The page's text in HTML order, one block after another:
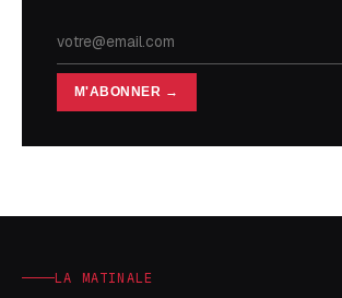
M'ABONNER →
LA MATINALE